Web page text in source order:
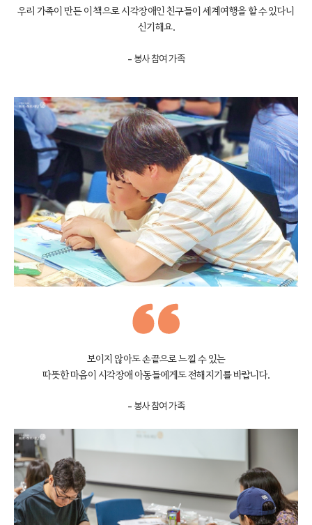
우리 가족이 만든 이 책으로 시각장애인 친구들이 세계여행을 할 수 있다니
신기해요.
- 봉사 참여 가족
보이지 않아도 손끝으로 느낄 수 있는
따뜻한 마음이 시각장애 아동들에게도 전해지기를 바랍니다.
- 봉사 참여 가족